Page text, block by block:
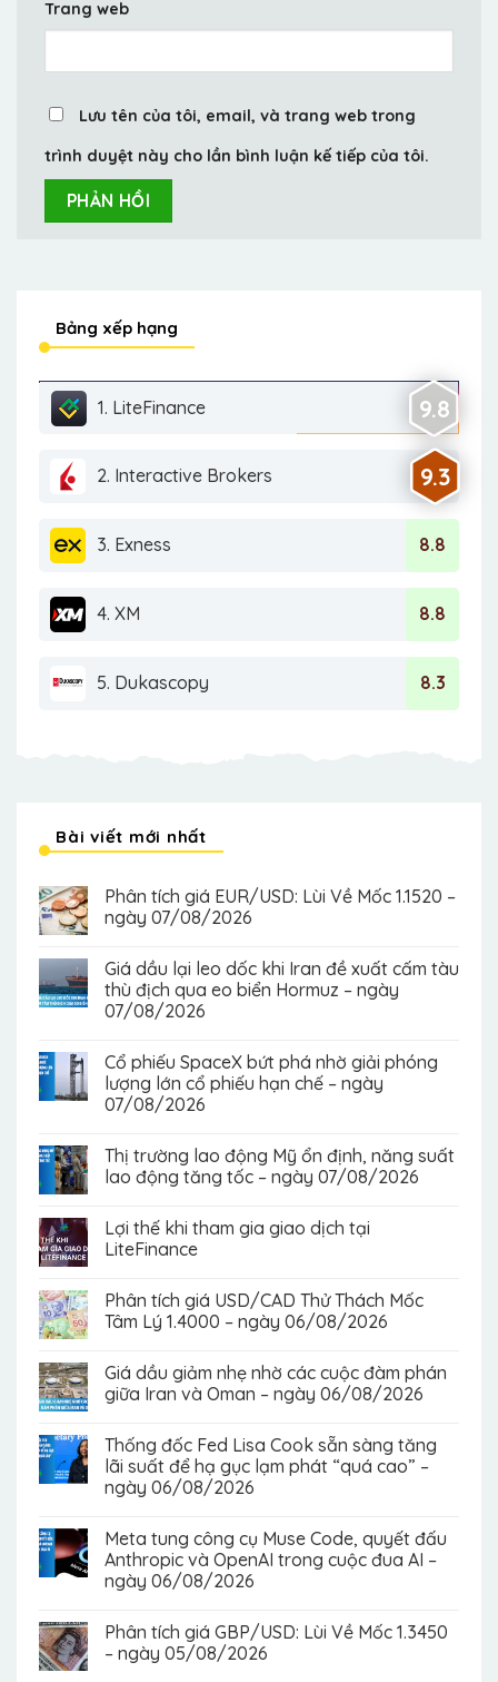
Trang web
Lưu tên của tôi, email, và trang web trong
trình duyệt này cho lần bình luận kế tiếp của tôi.
Bảng xếp hạng
1. LiteFinance 9.8
2. Interactive Brokers 9.3
3. Exness 8.8
4. XM 8.8
5. Dukascopy 8.3
Bài viết mới nhất
Phân tích giá EUR/USD: Lùi Về Mốc 1.1520 –
ngày 07/08/2026
Giá dầu lại leo dốc khi Iran đề xuất cấm tàu
thù địch qua eo biển Hormuz – ngày
07/08/2026
Cổ phiếu SpaceX bứt phá nhờ giải phóng
lượng lớn cổ phiếu hạn chế – ngày
07/08/2026
Thị trường lao động Mỹ ổn định, năng suất
lao động tăng tốc – ngày 07/08/2026
Lợi thế khi tham gia giao dịch tại
LiteFinance
Phân tích giá USD/CAD Thử Thách Mốc
Tâm Lý 1.4000 – ngày 06/08/2026
Giá dầu giảm nhẹ nhờ các cuộc đàm phán
giữa Iran và Oman – ngày 06/08/2026
Thống đốc Fed Lisa Cook sẵn sàng tăng
lãi suất để hạ gục lạm phát “quá cao” –
ngày 06/08/2026
Meta tung công cụ Muse Code, quyết đấu
Anthropic và OpenAI trong cuộc đua AI –
ngày 06/08/2026
Phân tích giá GBP/USD: Lùi Về Mốc 1.3450
– ngày 05/08/2026